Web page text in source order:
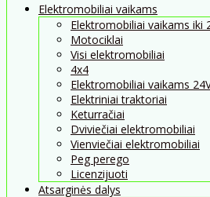
Elektromobiliai vaikams
Elektromobiliai vaikams iki
Motociklai
Visi elektromobiliai
4x4
Elektromobiliai vaikams
Elektriniai traktoriai
Keturračiai
Dviviečiai elektromobiliai
Vienviečiai elektromobiliai
Peg perego
Licenzijuoti
Atsarginės dalys